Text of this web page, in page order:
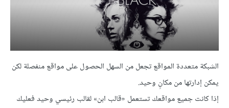
الشبكة متعددة المواقع تجعل من السهل الحصول على مواقع منفصلة لكن
يمكن إدارتها من مكانٍ وحيد.
إذا كانت جميع مواقعك تستعمل «قالب ابن» لقالب رئيسي وحيد فعليك